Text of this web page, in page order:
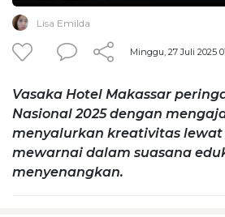
Lisa Emilda
Minggu, 27 Juli 2025
Vasaka Hotel Makassar
Nasional 2025 dengan
menyalurkan kreativitas
mewarnai dalam suasana
menyenangkan.